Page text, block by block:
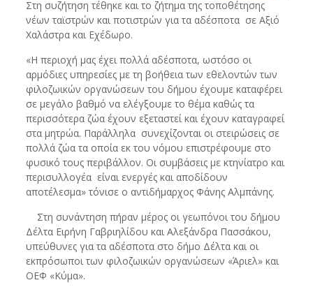
Στη συζήτηση τέθηκε και το ζήτημα της τοποθέτησης
νέων ταϊστρών και ποτιστρών για τα αδέσποτα σε Αξιό
Χαλάστρα και Εχέδωρο.
«Η περιοχή μας έχει πολλά αδέσποτα, ωστόσο οι
αρμόδιες υπηρεσίες με τη βοήθεια των εθελοντών των
φιλοζωικών οργανώσεων του δήμου έχουμε καταφέρει
σε μεγάλο βαθμό να ελέγξουμε το θέμα καθώς τα
περισσότερα ζώα έχουν εξεταστεί και έχουν καταγραφεί
στα μητρώα. Παράλληλα συνεχίζονται οι στειρώσεις σε
πολλά ζώα τα οποία εκ του νόμου επιστρέφουμε στο
φυσικό τους περιβάλλον. Οι συμβάσεις με κτηνίατρο και
περισυλλογέα είναι ενεργές και αποδίδουν
αποτέλεσμα» τόνισε ο αντιδήμαρχος Φάνης Αλμπάνης.
Στη συνάντηση πήραν μέρος οι γεωπόνοι του δήμου
Δέλτα Ειρήνη Γαβριηλίδου και Αλεξάνδρα Πασσάκου,
υπεύθυνες για τα αδέσποτα στο δήμο Δέλτα και οι
εκπρόσωποι των φιλοζωικών οργανώσεων «Άριελ» και
ΟΕΦ «Κύμα».